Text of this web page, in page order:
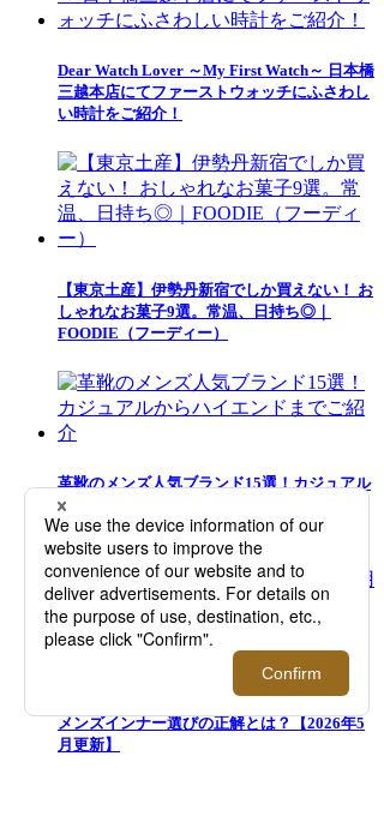
Dear Watch Lover ～My First Watch～ 日本橋
三越本店にてファーストウォッチにふさわし
い時計をご紹介！
【東京土産】伊勢丹新宿でしか買えない！ お
しゃれなお菓子9選。常温、日持ち◎｜
FOODIE（フーディー）
革靴のメンズ人気ブランド15選！カジュアル
からハイエンドまでご紹介
夏のズボン下の汗対策には「ロンパンをは
く」がおすすめ！3人の愛用者が語る、夏の
メンズインナー選びの正解とは？【2026年5
月更新】